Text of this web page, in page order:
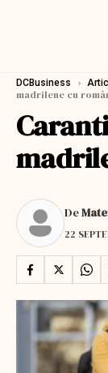
DCBusiness ›
madrilene cu
De
22